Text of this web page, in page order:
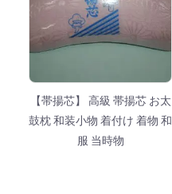
【帯揚芯】 高級 帯揚芯 お太
鼓枕 和装小物 着付け 着物 和
服 当時物